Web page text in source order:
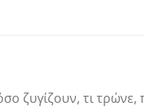
ζυγίζουν, τι